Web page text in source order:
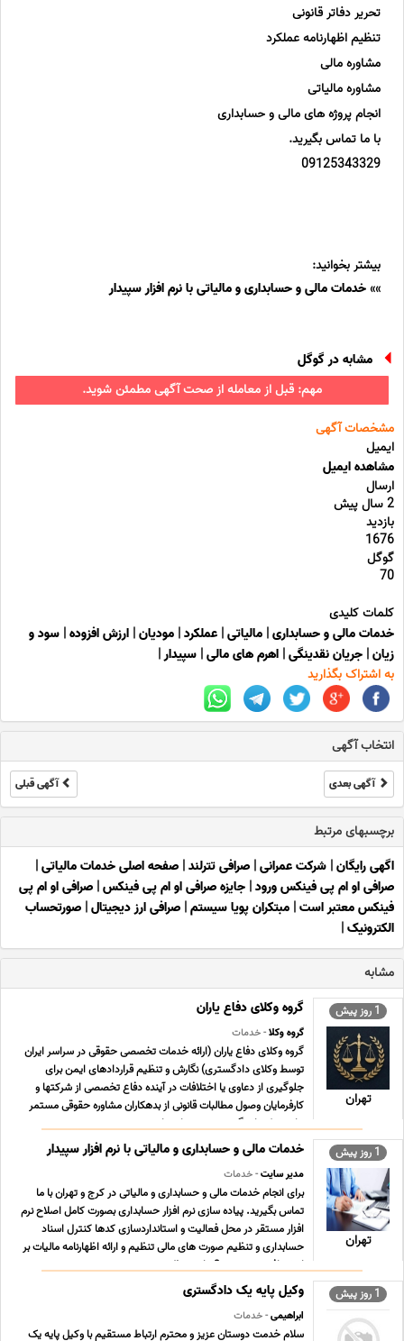
تحریر دفاتر قانونی
تنظیم اظهارنامه عملکرد
مشاوره مالی
مشاوره مالیاتی
انجام پروژه های مالی و حسابداری
با ما تماس بگیرید.
09125343329
بیشتر بخوانید:
»»خدمات مالی و حسابداری و مالیاتی با نرم افزار سپیدار
مشابه در گوگل
مهم: قبل از معامله از صحت آگهی مطمئن شوید.
مشخصات آگهی
ایمیل
مشاهده ایمیل
ارسال
2 سال پیش
بازدید
1676
گوگل
70
کلمات کلیدی
خدمات مالی و حسابداری| مالیاتی| عملکرد| مودیان| ارزش افزوده| سود و
زیان| جریان نقدینگی| اهرم های مالی| سپیدار|
به اشتراک بگذارید
انتخاب آگهی
آگهی بعدی آگهی قبلی
برچسبهای مرتبط
اگهی رایگان| شرکت عمرانی| صرافی تترلند| صفحه اصلی خدمات مالیاتی|
صرافی او ام پی فینکس ورود| جایزه صرافی او ام پی فینکس| صرافی او ام پی
فینکس معتبر است| مبتکران پویا سیستم| صرافی ارز دیجیتال| صورتحساب
الکترونیک|
مشابه
1 روز پیش
تهران
گروه وکلای دفاع یاران
گروه وکلا- خدمات
گروه وکلای دفاع یاران (ارائه خدمات تخصصی حقوقی در سراسر ایران
توسط وکلای دادگستری) نگارش و تنظیم قراردادهای ایمن برای
جلوگیری از دعاوی یا اختلافات در آینده دفاع تخصصی از شرکتها و
کارفرمایان وصول مطالبات قانونی از بدهکاران مشاوره حقوقی مستمر
برای شرکتها پیگیری پرونده های ماده صد ش ... ...
1 روز پیش
تهران
خدمات مالی و حسابداری و مالیاتی با نرم افزار سپیدار
مدیر سایت- خدمات
برای انجام خدمات مالی و حسابداری و مالیاتی در کرج و تهران با ما
تماس بگیرید. پیاده سازی نرم افزار حسابداری بصورت کامل اصلاح نرم
افزار مستقر در محل فعالیت و استانداردسازی کدها کنترل اسناد
حسابداری و تنظیم صورت های مالی تنظیم و ارائه اظهارنامه مالیات بر
ارزش افزوده بصورت 3 ماهه تنظ ... ...
1 روز پیش وکیل پایه یک دادگستری
ابراهیمی- خدمات
سلام خدمت دوستان عزیز و محترم ارتباط مستقیم با وکیل پایه یک